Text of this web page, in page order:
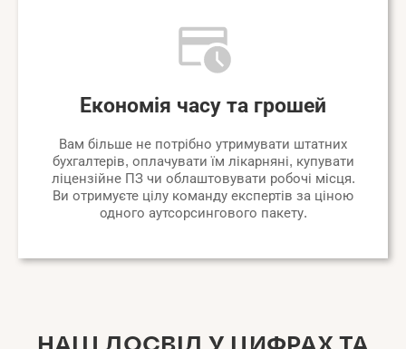
Економія часу та грошей
Вам більше не потрібно утримувати штатних
бухгалтерів, оплачувати їм лікарняні, купувати
ліцензійне ПЗ чи облаштовувати робочі місця.
Ви отримуєте цілу команду експертів за ціною
одного аутсорсингового пакету.